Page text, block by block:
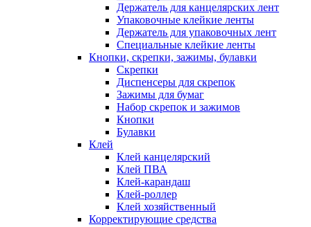
Держатель для канцелярских лент
Упаковочные клейкие ленты
Держатель для упаковочных лент
Специальные клейкие ленты
Кнопки, скрепки, зажимы, булавки
Скрепки
Диспенсеры для скрепок
Зажимы для бумаг
Набор скрепок и зажимов
Кнопки
Булавки
Клей
Клей канцелярский
Клей ПВА
Клей-карандаш
Клей-роллер
Клей хозяйственный
Корректирующие средства